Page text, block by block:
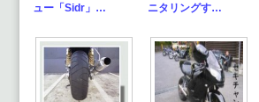
ュー「Sidr」… ニタリングす…